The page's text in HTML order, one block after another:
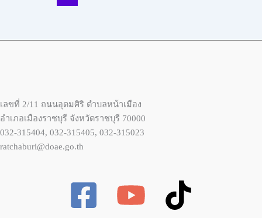
เลขที่ 2/11 ถนนอุดมศิริ ตำบลหน้าเมือง
อำเภอเมืองราชบุรี จังหวัดราชบุรี 70000
032-315404, 032-315405, 032-315023
ratchaburi@doae.go.th